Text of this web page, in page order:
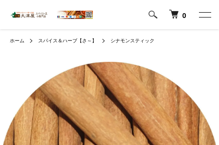
0
ホーム スパイス＆ハーブ【さ～】 シナモンスティック